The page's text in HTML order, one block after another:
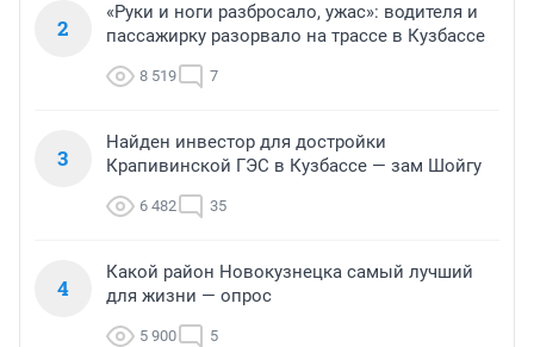
2
«Руки и ноги разбросало, ужас»: водителя и
пассажирку разорвало на трассе в Кузбассе
8 519 7
3
Найден инвестор для достройки
Крапивинской ГЭС в Кузбассе — зам Шойгу
6 482 35
4
Какой район Новокузнецка самый лучший
для жизни — опрос
5 900 5